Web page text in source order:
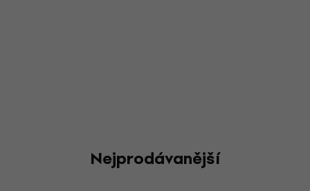
Nejprodávanější